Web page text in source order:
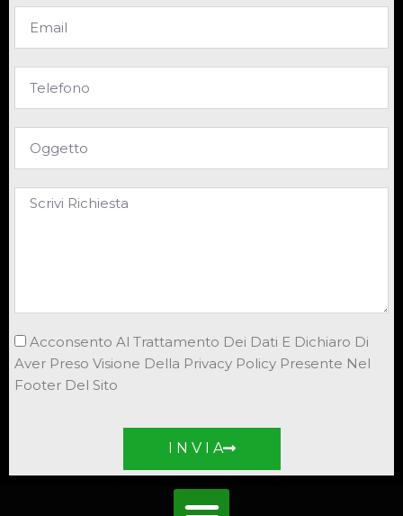
Acconsento Al Trattamento Dei Dati E Dichiaro Di
Aver Preso Visione Della Privacy Policy Presente Nel
Footer Del Sito
I N V I A